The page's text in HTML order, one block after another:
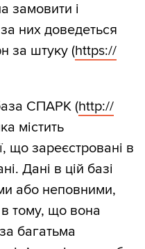
замовити і
них доведеться
за штуку (https://
СПАРК (http://
містить
що зареєстровані в
Дані в цій базі
або неповними,
в тому, що вона
багатьма